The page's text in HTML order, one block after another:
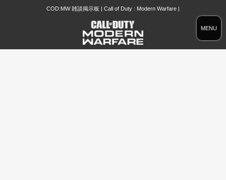
MENU
COD:MW 雑談掲示板 | Call of Duty : Modern Warfare |